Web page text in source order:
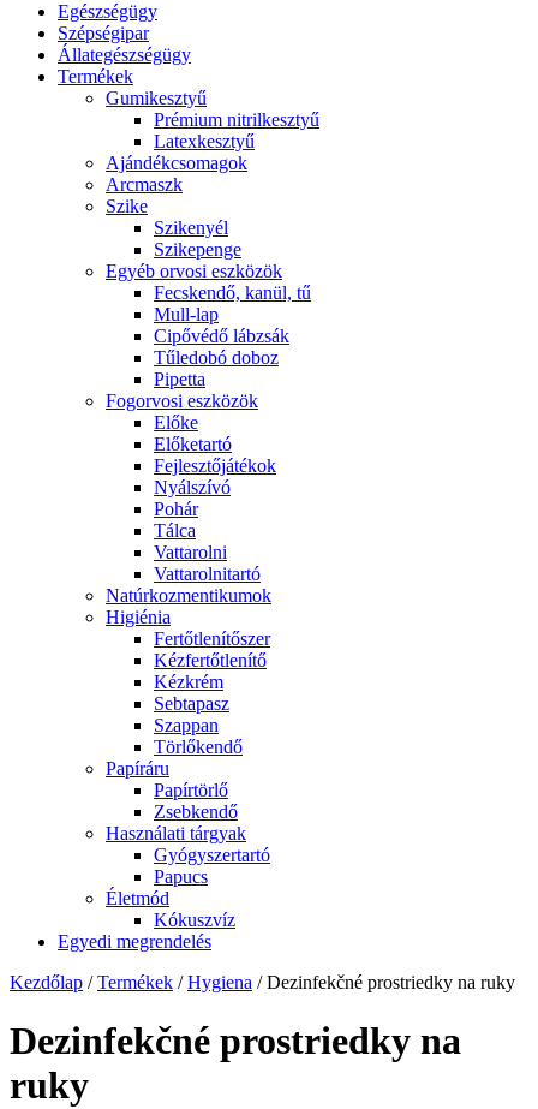
Egészségügy
Szépségipar
Állategészségügy
Termékek
Gumikesztyű
Prémium nitrilkesztyű
Latexkesztyű
Ajándékcsomagok
Arcmaszk
Szike
Szikenyél
Szikepenge
Egyéb orvosi eszközök
Fecskendő, kanül, tű
Mull-lap
Cipővédő lábzsák
Tűledobó doboz
Pipetta
Fogorvosi eszközök
Előke
Előketartó
Fejlesztőjátékok
Nyálszívó
Pohár
Tálca
Vattarolni
Vattarolnitartó
Natúrkozmentikumok
Higiénia
Fertőtlenítőszer
Kézfertőtlenítő
Kézkrém
Sebtapasz
Szappan
Törlőkendő
Papíráru
Papírtörlő
Zsebkendő
Használati tárgyak
Gyógyszertartó
Papucs
Életmód
Kókuszvíz
Egyedi megrendelés
Kezdőlap /Termékek /Hygiena / Dezinfekčné prostriedky na ruky
Dezinfekčné prostriedky na
ruky